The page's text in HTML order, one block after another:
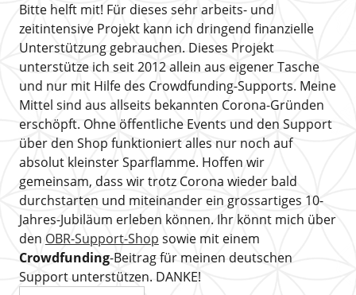
Bitte helft mit! Für dieses sehr arbeits- und
zeitintensive Projekt kann ich dringend finanzielle
Unterstützung gebrauchen. Dieses Projekt
unterstütze ich seit 2012 allein aus eigener Tasche
und nur mit Hilfe des Crowdfunding-Supports. Meine
Mittel sind aus allseits bekannten Corona-Gründen
erschöpft. Ohne öffentliche Events und den Support
über den Shop funktioniert alles nur noch auf
absolut kleinster Sparflamme. Hoffen wir
gemeinsam, dass wir trotz Corona wieder bald
durchstarten und miteinander ein grossartiges 10-
Jahres-Jubiläum erleben können. Ihr könnt mich über
den OBR-Support-Shop sowie mit einem
Crowdfunding-Beitrag für meinen deutschen
Support unterstützen. DANKE!